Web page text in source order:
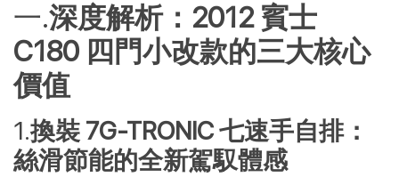
深度解析：2012 賓士
C180 四門小改款的三大核心
價值
換裝 7G-TRONIC 七速手自排：
絲滑節能的全新駕馭體感